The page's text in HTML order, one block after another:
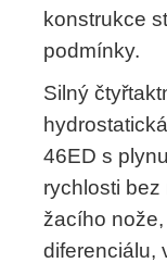
konstrukce
podmínky.
Silný
46ED s
rychlosti
žacího
diferenciálu,